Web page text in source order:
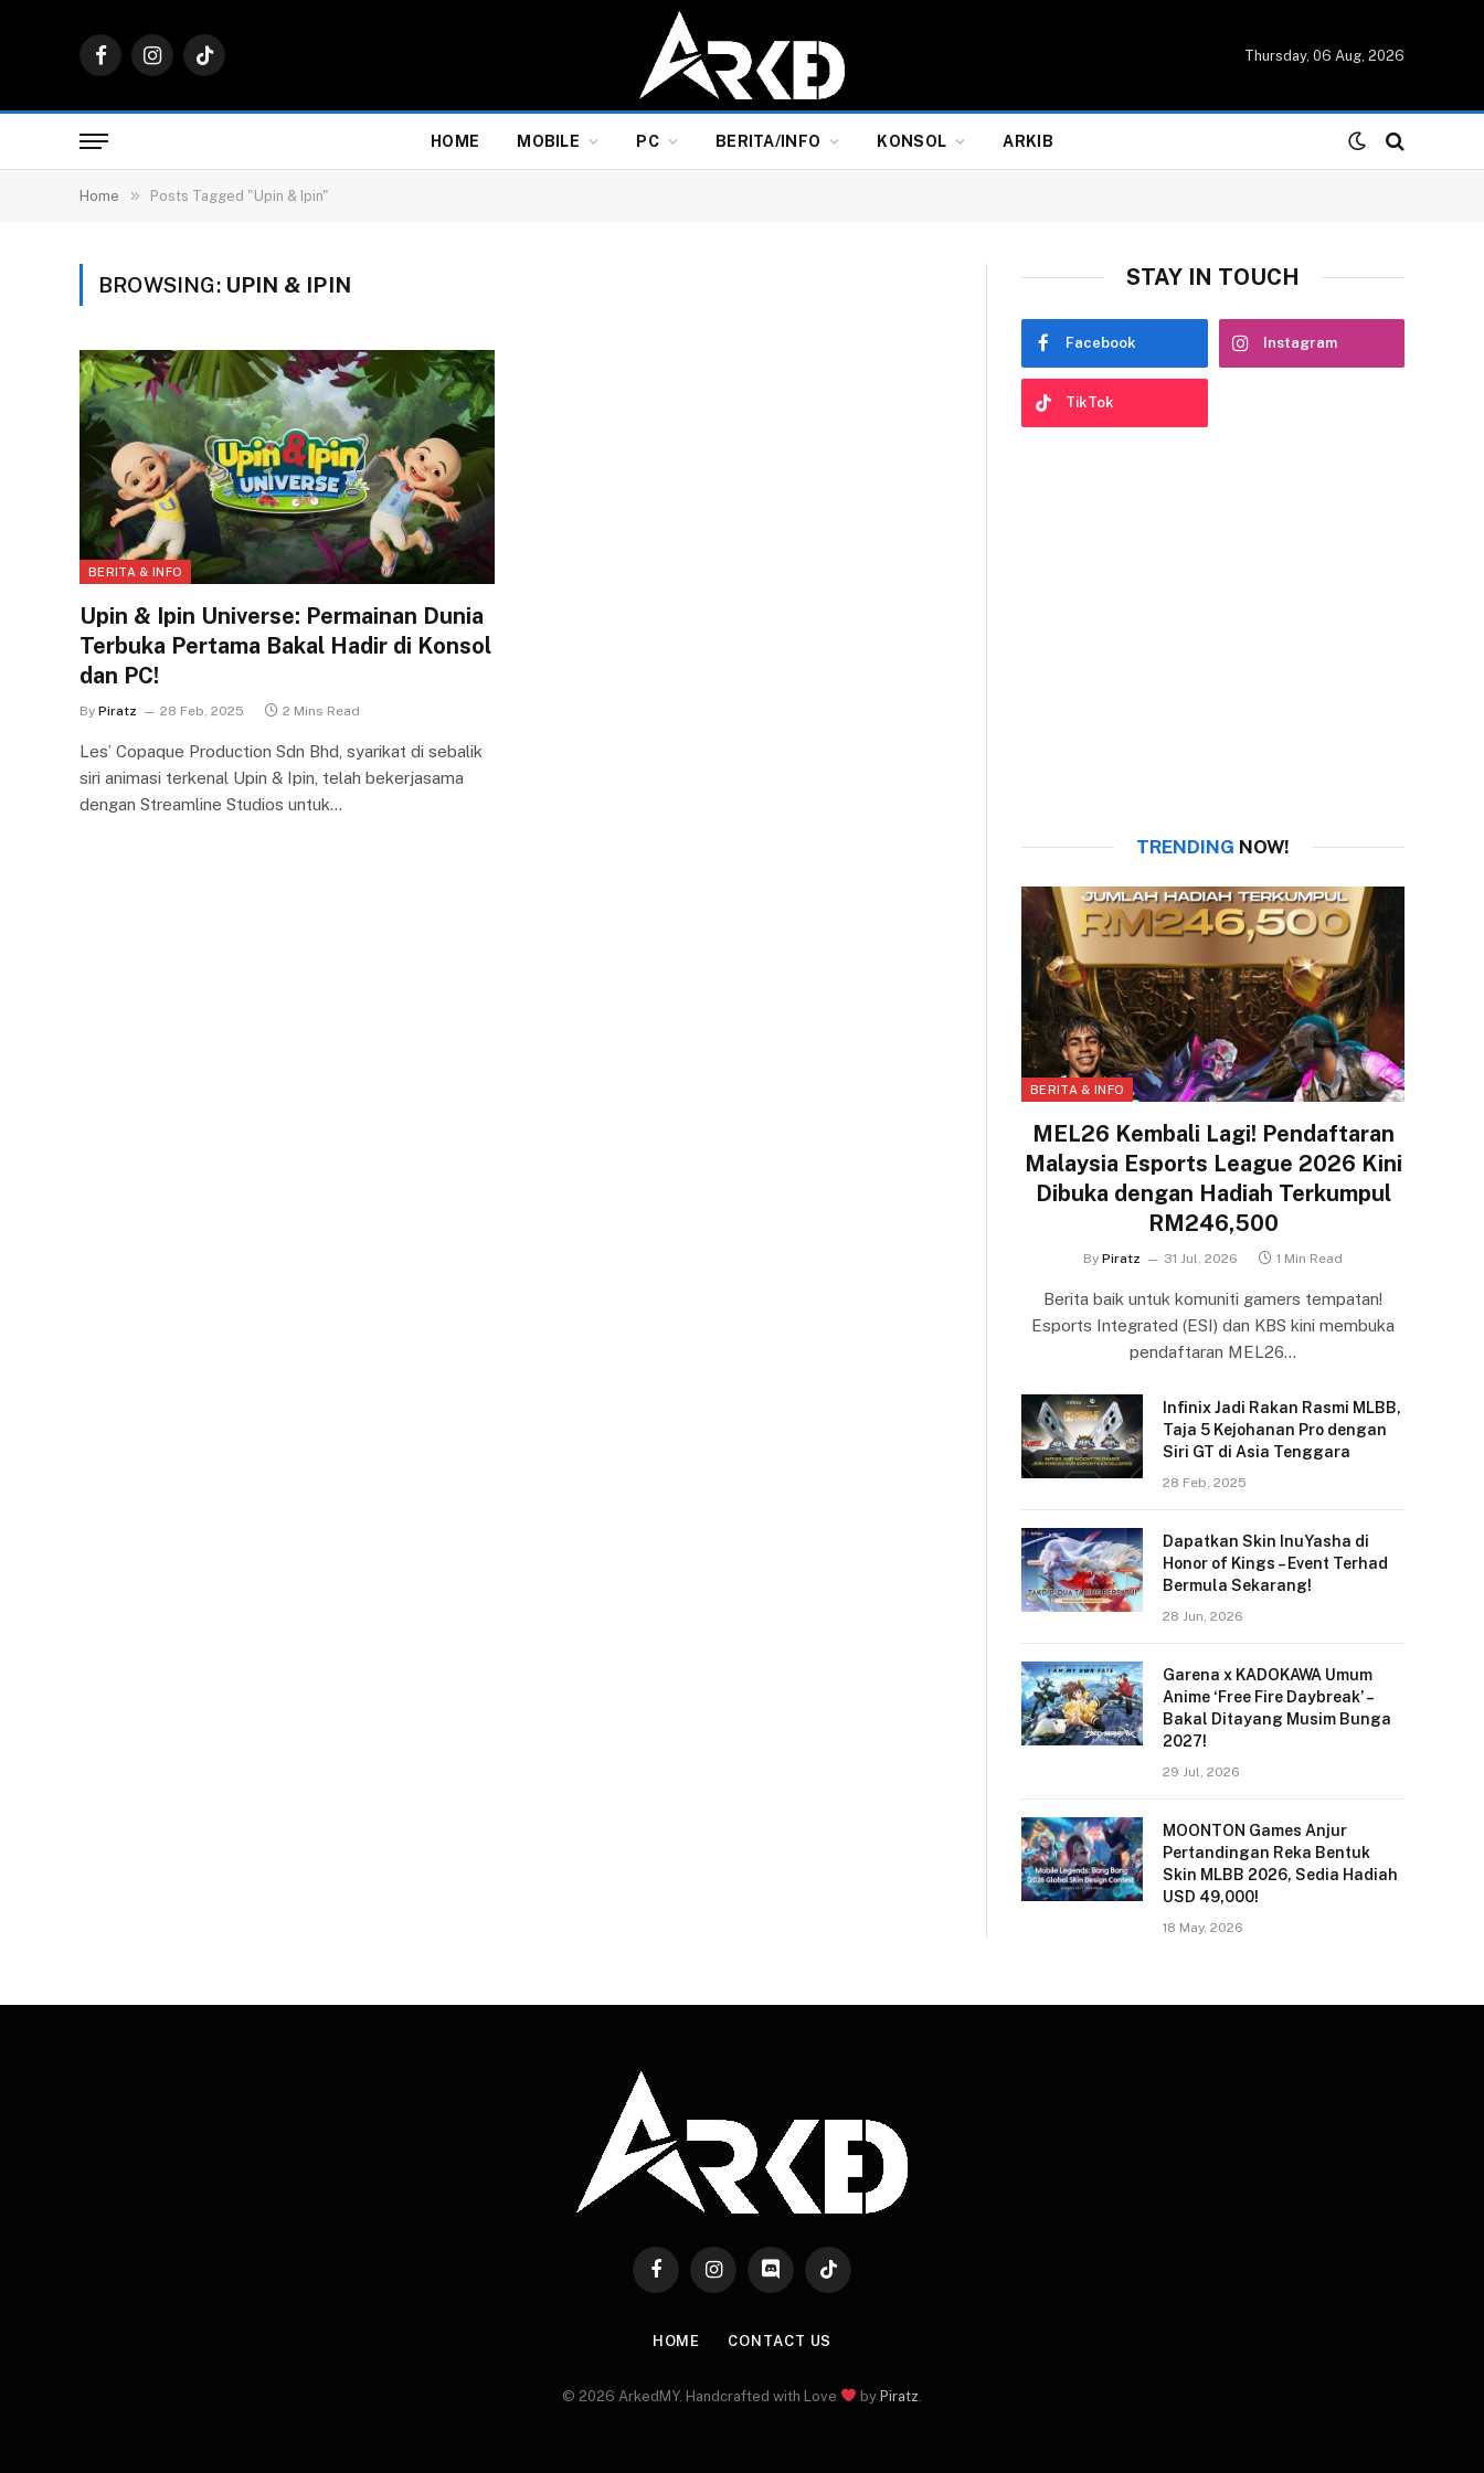
FacebookInstagramTikTok
Thursday, 06 Aug, 2026
HOME MOBILE PC BERITA/INFO KONSOL ARKIB
Home » Posts Tagged "Upin & Ipin"
BROWSING: UPIN & IPIN
BERITA & INFO
Upin & Ipin Universe: Permainan Dunia
Terbuka Pertama Bakal Hadir di Konsol
dan PC!
By Piratz 28 Feb, 2025 2 Mins Read
Les’ Copaque Production Sdn Bhd, syarikat di sebalik
siri animasi terkenal Upin & Ipin, telah bekerjasama
dengan Streamline Studios untuk…
STAY IN TOUCH
Facebook Instagram
TikTok
TRENDING NOW!
BERITA & INFO
MEL26 Kembali Lagi! Pendaftaran
Malaysia Esports League 2026 Kini
Dibuka dengan Hadiah Terkumpul
RM246,500
By Piratz 31 Jul, 2026 1 Min Read
Berita baik untuk komuniti gamers tempatan!
Esports Integrated (ESI) dan KBS kini membuka
pendaftaran MEL26…
Infinix Jadi Rakan Rasmi MLBB,
Taja 5 Kejohanan Pro dengan
Siri GT di Asia Tenggara
28 Feb, 2025
Dapatkan Skin InuYasha di
Honor of Kings – Event Terhad
Bermula Sekarang!
28 Jun, 2026
Garena x KADOKAWA Umum
Anime ‘Free Fire Daybreak’ –
Bakal Ditayang Musim Bunga
2027!
29 Jul, 2026
MOONTON Games Anjur
Pertandingan Reka Bentuk
Skin MLBB 2026, Sedia Hadiah
USD 49,000!
18 May, 2026
FacebookInstagramDiscord TikTok
HOME CONTACT US
© 2026 ArkedMY. Handcrafted with Love by Piratz.